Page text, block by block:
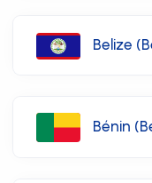
Belize
Bénin